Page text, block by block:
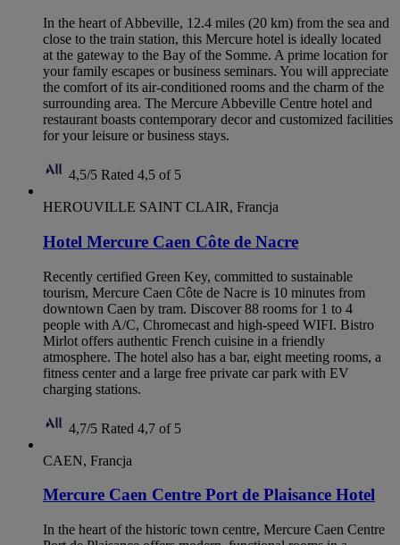
In the heart of Abbeville, 12.4 miles (20 km) from the sea and
close to the train station, this Mercure hotel is ideally located
at the gateway to the Bay of the Somme. A prime location for
your family escapes or business seminars. You will appreciate
the comfort of its air-conditioned rooms and the charm of the
surrounding area. The Mercure Abbeville Centre hotel and
restaurant boasts contemporary decor and customized facilities
for your leisure or business stays.
4,5/5 Rated 4,5 of 5
HEROUVILLE SAINT CLAIR, Francja
Hotel Mercure Caen Côte de Nacre
Recently certified Green Key, committed to sustainable
tourism, Mercure Caen Côte de Nacre is 10 minutes from
downtown Caen by tram. Discover 88 rooms for 1 to 4
people with A/C, Chromecast and high-speed WIFI. Bistro
Mirlot offers authentic French cuisine in a friendly
atmosphere. The hotel also has a bar, eight meeting rooms, a
fitness center and a large free private car park with EV
charging stations.
4,7/5 Rated 4,7 of 5
CAEN, Francja
Mercure Caen Centre Port de Plaisance Hotel
In the heart of the historic town centre, Mercure Caen Centre